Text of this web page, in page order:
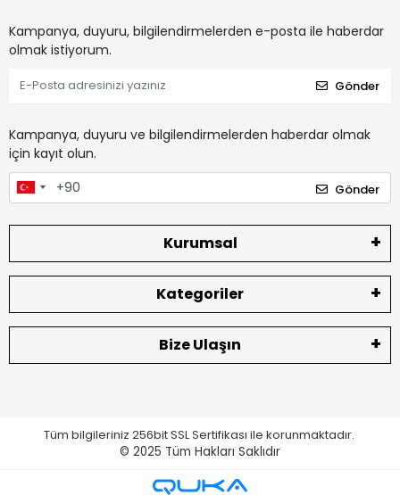
Kampanya, duyuru, bilgilendirmelerden e-posta ile haberdar
olmak istiyorum.
Gönder
Kampanya, duyuru ve bilgilendirmelerden haberdar olmak
için kayıt olun.
Gönder
Kurumsal
Kategoriler
Bize Ulaşın
Tüm bilgileriniz 256bit SSL Sertifikası ile korunmaktadır.
© 2025 Tüm Hakları Saklıdır